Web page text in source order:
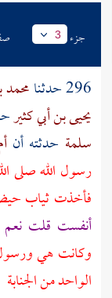
جزء 3
296 حدثنا محمد
يحيى بن أبي كثير
سلمة حدثته أن
رسول الله صلى
فأخذت ثياب
أنفست قلت نعم
وكانت هي ورسول
الواحد من الجنابة